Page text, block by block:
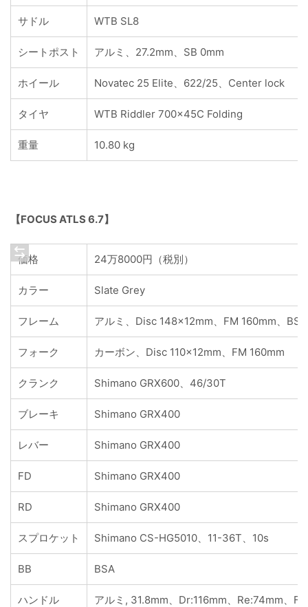
サドル WTB SL8
シートポスト アルミ、27.2mm、SB 0mm
ホイール Novatec 25 Elite、622/25、Center lock
タイヤ WTB Riddler 700x45C Folding
重量 10.80 kg
【FOCUS ATLS 6.7】
価格 24万8000円（税別）
カラー Slate Grey
フレーム アルミ、Disc 148x12mm、FM 160mm、BSA
フォーク カーボン、Disc 110x12mm、FM 160mm
クランク Shimano GRX600、46/30T
ブレーキ Shimano GRX400
レバー Shimano GRX400
FD Shimano GRX400
RD Shimano GRX400
スプロケット Shimano CS-HG5010、11-36T、10s
BB BSA
ハンドル アルミ, 31.8mm、Dr:116mm、Re:74mm、